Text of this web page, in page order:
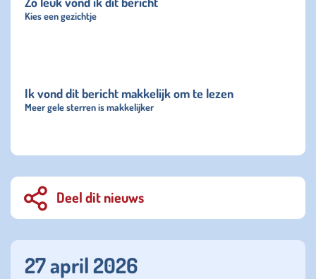
Kies een gezichtje
Ik vond dit bericht makkelijk om te lezen
Meer gele sterren is makkelijker
Deel dit nieuws
27 april 2026